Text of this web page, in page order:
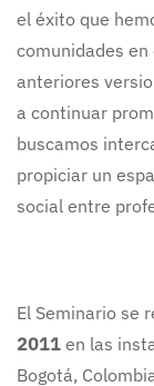
el éxito que
comunidades
anteriores
a continuar
buscamos
propiciar un
social entre
El Seminario se
2011 en las
Bogotá,